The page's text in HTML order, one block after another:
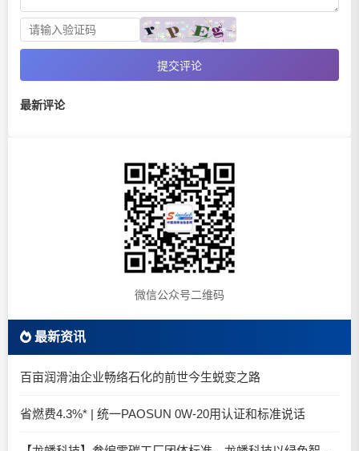
提交评论
最新评论
微信公众号二维码
最新资讯
百亩润滑油企业畅络石化的前世今生蜕变之路
省燃费4.3%* | 统一PAOSUN 0W-20用认证和标准说话